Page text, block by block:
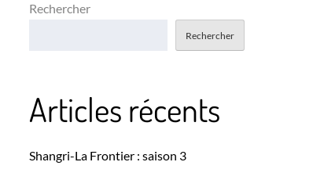
Rechercher
Rechercher
Articles récents
Shangri-La Frontier : saison 3